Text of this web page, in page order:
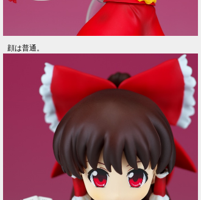
顔は普通。